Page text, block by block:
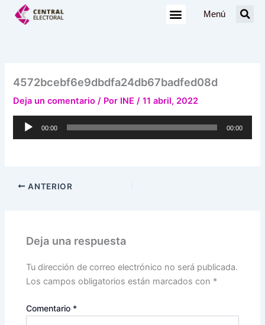
Menú
4572bcebf6e9dbdfa24db67badfed08d
Deja un comentario / Por INE/11 abril, 2022
Reproductor
00:00 00:00
ANTERIOR
Deja una respuesta
Tu dirección de correo electrónico no será publicada.
Los campos obligatorios están marcados con *
Comentario *